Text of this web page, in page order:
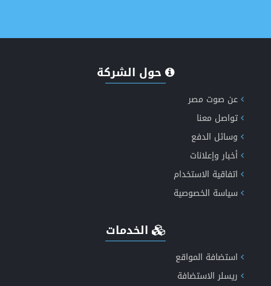
إكتشف الان مميزات طفرة الاخباري الجيل الخامس دعم
انشاء موقع اعلانات مبوبة متكامل ومتعدد اللغات
حول الشركة
عن صوت مصر
تواصل معنا
وسائل الدفع
أخبار وإعلانات
اتفاقية الاستخدام
سياسة الخصوصية
الخدمات
استضافة المواقع
ريسلر الاستضافة